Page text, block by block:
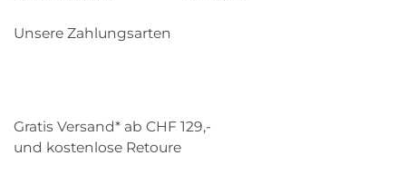
Unsere Zahlungsarten
Gratis Versand* ab CHF 129,-
und kostenlose Retoure